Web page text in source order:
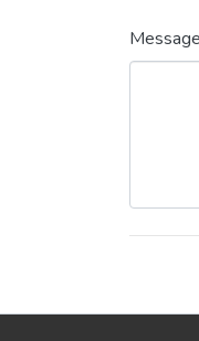
Message